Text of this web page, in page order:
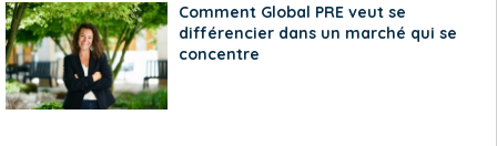
Comment Global PRE veut se
différencier dans un marché qui se
concentre